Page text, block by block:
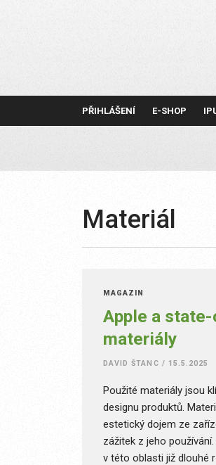
PŘIHLÁŠENÍ E-SHOP
Materiál
MAGAZÍN
Apple a
materiály
DAVID ŠTANC / 15.5.2025
Použité materiály jsou
designu produktů.
estetický dojem ze
zážitek z jeho
v této oblasti již dlouhé